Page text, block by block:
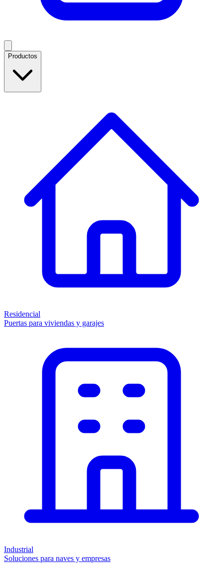
Productos
Residencial
Puertas para viviendas y garajes
Industrial
Soluciones para naves y empresas